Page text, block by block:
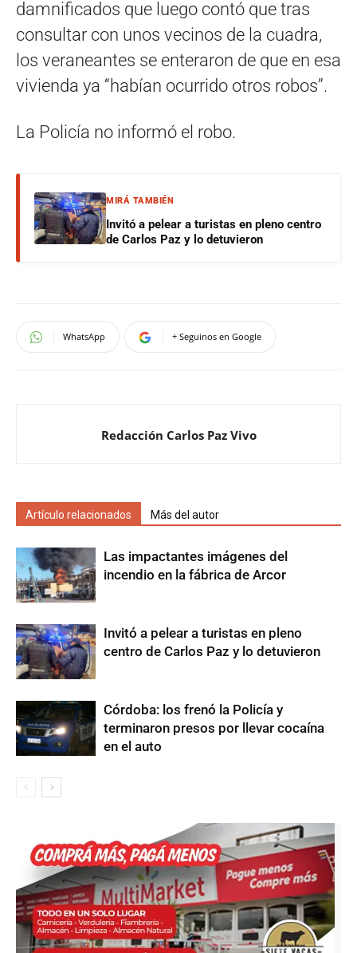
damnificados que luego contó que tras
consultar con unos vecinos de la cuadra,
los veraneantes se enteraron de que en esa
vivienda ya “habían ocurrido otros robos”.
La Policía no informó el robo.
MIRÁ TAMBIÉN
Invitó a pelear a turistas en pleno centro
de Carlos Paz y lo detuvieron
WhatsApp + Seguinos en Google
Redacción Carlos Paz Vivo
Artículo relacionados Más del autor
Las impactantes imágenes del
incendio en la fábrica de Arcor
Invitó a pelear a turistas en pleno
centro de Carlos Paz y lo detuvieron
Córdoba: los frenó la Policía y
terminaron presos por llevar cocaína
en el auto